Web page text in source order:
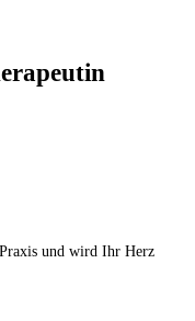
und wird Ihr Herz